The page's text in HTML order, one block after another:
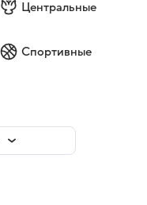
Центральные
Спортивные